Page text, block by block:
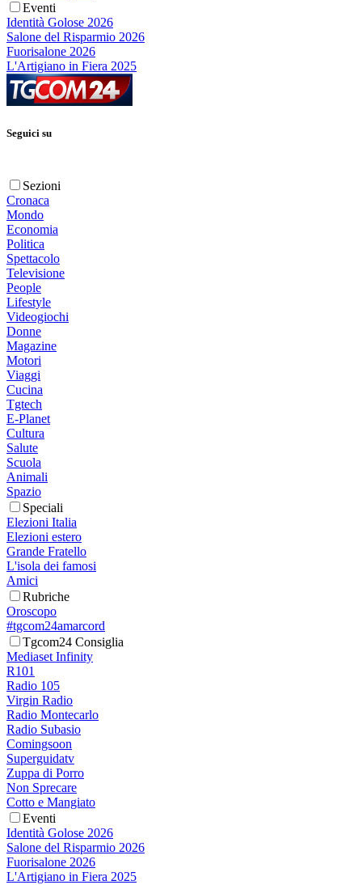
Eventi
Identità Golose 2026
Salone del Risparmio 2026
Fuorisalone 2026
L'Artigiano in Fiera 2025
Seguici su
Sezioni
Cronaca
Mondo
Economia
Politica
Spettacolo
Televisione
People
Lifestyle
Videogiochi
Donne
Magazine
Motori
Viaggi
Cucina
Tgtech
E-Planet
Cultura
Salute
Scuola
Animali
Spazio
Speciali
Elezioni Italia
Elezioni estero
Grande Fratello
L'isola dei famosi
Amici
Rubriche
Oroscopo
#tgcom24amarcord
Tgcom24 Consiglia
Mediaset Infinity
R101
Radio 105
Virgin Radio
Radio Montecarlo
Radio Subasio
Comingsoon
Superguidatv
Zuppa di Porro
Non Sprecare
Cotto e Mangiato
Eventi
Identità Golose 2026
Salone del Risparmio 2026
Fuorisalone 2026
L'Artigiano in Fiera 2025